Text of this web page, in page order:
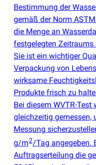
Bestimmung der
gemäß der Norm
die Menge an
festgelegten
Sie ist ein wichtiger
Verpackung von
wirksame
Produkte frisch zu
Bei diesem WVTR-
gleichzeitig gemessen,
Messung
g/m2/Tag angegeben.
Auftragserteilung die